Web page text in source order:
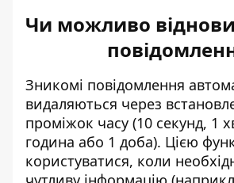
Чи можливо
Зникомі повідомлення
видаляються через
проміжок часу (10 секунд, 1
година або 1 доба). Цією
користуватися, коли